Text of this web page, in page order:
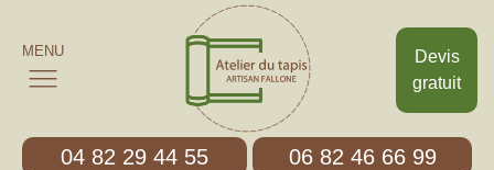
Devis
gratuit
MENU
04 82 29 44 55 06 82 46 66 99